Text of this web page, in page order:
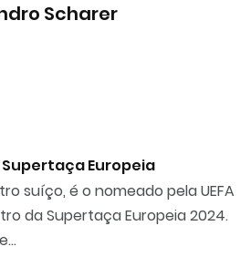
Scharer
Europeia
suíço, é o nomeado pela UEFA
da Supertaça Europeia 2024.